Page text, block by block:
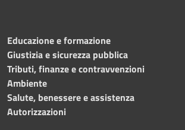
Educazione e formazione
Giustizia e sicurezza pubblica
Tributi, finanze e contravvenzioni
Ambiente
Salute, benessere e assistenza
Autorizzazioni